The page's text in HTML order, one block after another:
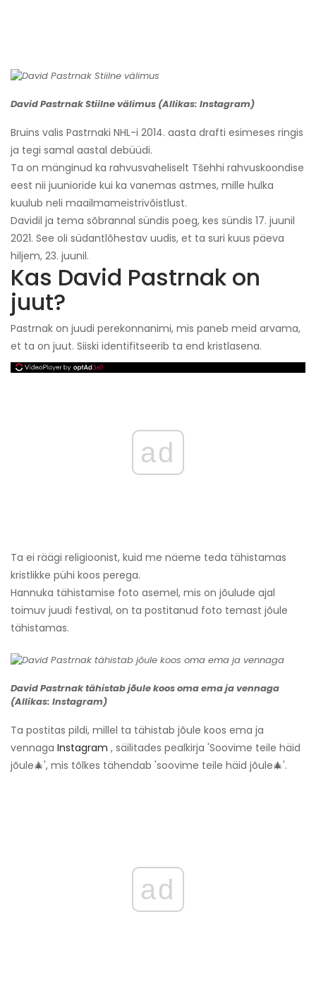
David Pastrnak Stiilne välimus (Allikas: Instagram)
Bruins valis Pastrnaki NHL-i 2014. aasta drafti esimeses ringis
ja tegi samal aastal debüüdi.
Ta on mänginud ka rahvusvaheliselt Tšehhi rahvuskoondise
eest nii juunioride kui ka vanemas astmes, mille hulka
kuulub neli maailmameistrivõistlust.
Davidil ja tema sõbrannal sündis poeg, kes sündis 17. juunil
2021. See oli südantlõhestav uudis, et ta suri kuus päeva
hiljem, 23. juunil.
Kas David Pastrnak on
juut?
Pastrnak on juudi perekonnanimi, mis paneb meid arvama,
et ta on juut. Siiski identifitseerib ta end kristlasena.
ad
Ta ei räägi religioonist, kuid me näeme teda tähistamas
kristlikke pühi koos perega.
Hannuka tähistamise foto asemel, mis on jõulude ajal
toimuv juudi festival, on ta postitanud foto temast jõule
tähistamas.
David Pastrnak tähistab jõule koos oma ema ja vennaga
(Allikas: Instagram)
Ta postitas pildi, millel ta tähistab jõule koos ema ja
vennaga Instagram , säilitades pealkirja 'Soovime teile häid
jõule🎄', mis tõlkes tähendab 'soovime teile häid jõule🎄'.
ad